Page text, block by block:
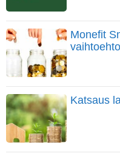
Monefit
Katsaus